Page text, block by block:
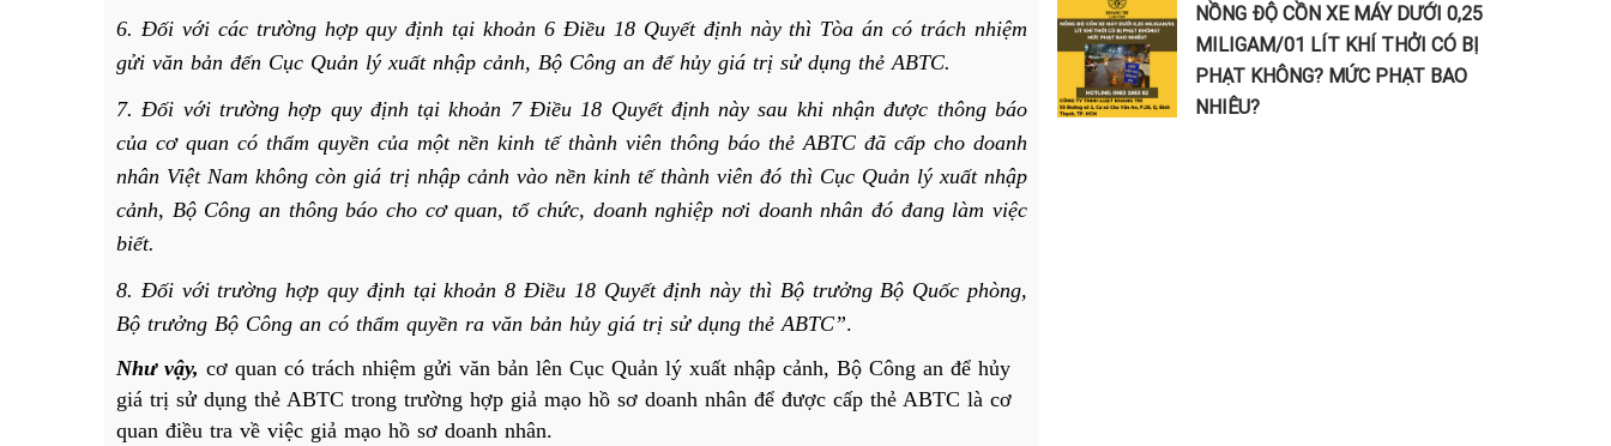
6. Đối với các trường hợp quy định tại khoản 6 Điều 18 Quyết định này thì Tòa án có trách nhiệm
gửi văn bản đến Cục Quản lý xuất nhập cảnh, Bộ Công an để hủy giá trị sử dụng thẻ ABTC.
7. Đối với trường hợp quy định tại khoản 7 Điều 18 Quyết định này sau khi nhận được thông báo
của cơ quan có thẩm quyền của một nền kinh tế thành viên thông báo thẻ ABTC đã cấp cho doanh
nhân Việt Nam không còn giá trị nhập cảnh vào nền kinh tế thành viên đó thì Cục Quản lý xuất nhập
cảnh, Bộ Công an thông báo cho cơ quan, tổ chức, doanh nghiệp nơi doanh nhân đó đang làm việc
biết.
8. Đối với trường hợp quy định tại khoản 8 Điều 18 Quyết định này thì Bộ trưởng Bộ Quốc phòng,
Bộ trưởng Bộ Công an có thẩm quyền ra văn bản hủy giá trị sử dụng thẻ ABTC”.
Như vậy, cơ quan có trách nhiệm gửi văn bản lên Cục Quản lý xuất nhập cảnh, Bộ Công an để hủy
giá trị sử dụng thẻ ABTC trong trường hợp giả mạo hồ sơ doanh nhân để được cấp thẻ ABTC là cơ
quan điều tra về việc giả mạo hồ sơ doanh nhân.
NỒNG ĐỘ CỒN XE MÁY DƯỚI 0,25
MILIGAM/01 LÍT KHÍ THỞI CÓ BỊ
PHẠT KHÔNG? MỨC PHẠT BAO
NHIÊU?